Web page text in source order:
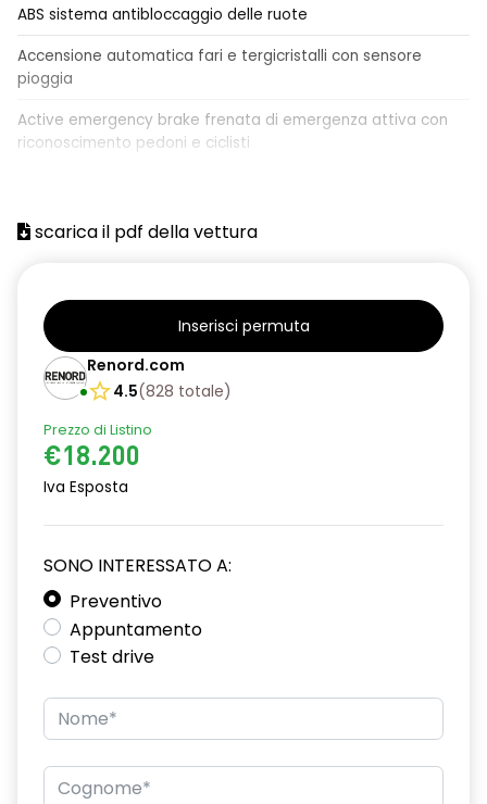
ABS sistema antibloccaggio delle ruote
Accensione automatica fari e tergicristalli con sensore
pioggia
Active emergency brake frenata di emergenza attiva con
riconoscimento pedoni e ciclisti
Airbag laterali a tendina anteriori e posteriori
Alzacristalli elettrici posteriori
Barre tetto modulari nere
Bracciolo anteriore con vano portaoggetti
Chiave pieghevole a 3 pulsanti
Distance warning avviso distanza di sicurezza
Driver display con schermo TFT da 3,5''
Eco Mode
compatibile 2G/3G o 4G/5G in base al veicolo
Firma luminosa pixelata con fari full LED
HARM03
scarica il pdf della vettura
Inserisci permuta
Renord.com
4.5(828 totale)
Prezzo di Listino
€18.200
Iva Esposta
SONO INTERESSATO A:
Preventivo
Appuntamento
Test drive